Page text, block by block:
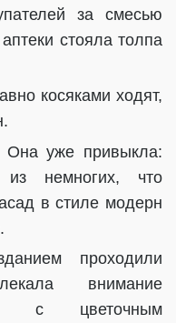
за смесью
стояла толпа
косяками ходят,
Она уже привыкла:
немногих, что
в стиле модерн
проходили
внимание
с цветочным